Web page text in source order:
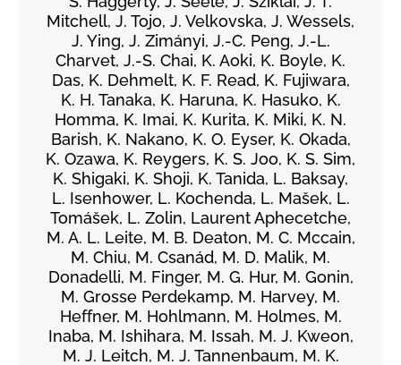
Mitchell, J. Tojo, J. Velkovska, J. Wessels,
J. Ying, J. Zimányi, J.-C. Peng, J.-L.
Charvet, J.-S. Chai, K. Aoki, K. Boyle, K.
Das, K. Dehmelt, K. F. Read, K. Fujiwara,
K. H. Tanaka, K. Haruna, K. Hasuko, K.
Homma, K. Imai, K. Kurita, K. Miki, K. N.
Barish, K. Nakano, K. O. Eyser, K. Okada,
K. Ozawa, K. Reygers, K. S. Joo, K. S. Sim,
K. Shigaki, K. Shoji, K. Tanida, L. Baksay,
L. Isenhower, L. Kochenda, L. Mašek, L.
Tomášek, L. Zolin, Laurent Aphecetche,
M. A. L. Leite, M. B. Deaton, M. C. Mccain,
M. Chiu, M. Csanád, M. D. Malik, M.
Donadelli, M. Finger, M. G. Hur, M. Gonin,
M. Grosse Perdekamp, M. Harvey, M.
Heffner, M. Hohlmann, M. Holmes, M.
Inaba, M. Ishihara, M. Issah, M. J. Kweon,
M. J. Leitch, M. J. Tannenbaum, M. K.